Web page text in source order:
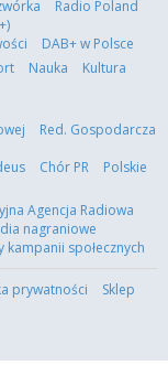
Radio Poland
DAB+ w Polsce
Nauka
Kultura
Red. Gospodarcza
Chór PR
Polskie
Agencja Radiowa
nagraniowe
kampanii społecznych
prywatności
Sklep